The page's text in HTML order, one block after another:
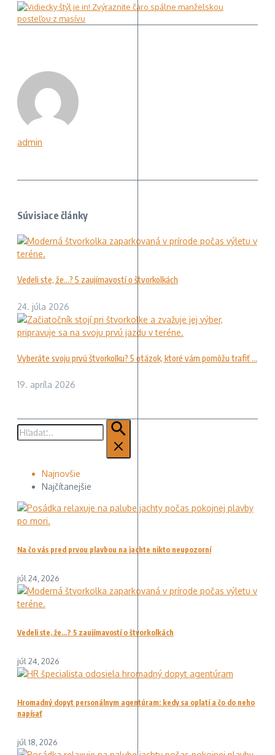
admin
Súvisiace články
Vedeli ste, že…? 5 zaujímavostí o štvorkolkách
24. júla 2026
Vyberáte svoju prvú štvorkolku? 5 otázok, ktoré vám pomôžu trafiť ...
19. apríla 2026
Hľadať:
Najnovšie
Najčítanejšie
Na čo vás pred prvou plavbou na jachte nikto neupozorní
júl 24, 2026
Vedeli ste, že…? 5 zaujímavostí o štvorkolkách
júl 24, 2026
Hromadný dopyt personálnym agentúram: kedy sa oplatí a čo do neho
napísať
júl 18, 2026